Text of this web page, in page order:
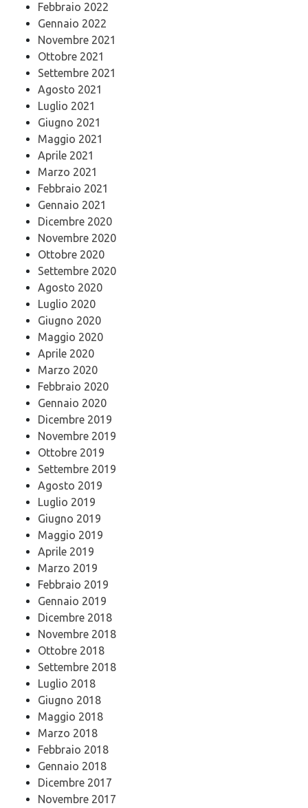
Febbraio 2022
Gennaio 2022
Novembre 2021
Ottobre 2021
Settembre 2021
Agosto 2021
Luglio 2021
Giugno 2021
Maggio 2021
Aprile 2021
Marzo 2021
Febbraio 2021
Gennaio 2021
Dicembre 2020
Novembre 2020
Ottobre 2020
Settembre 2020
Agosto 2020
Luglio 2020
Giugno 2020
Maggio 2020
Aprile 2020
Marzo 2020
Febbraio 2020
Gennaio 2020
Dicembre 2019
Novembre 2019
Ottobre 2019
Settembre 2019
Agosto 2019
Luglio 2019
Giugno 2019
Maggio 2019
Aprile 2019
Marzo 2019
Febbraio 2019
Gennaio 2019
Dicembre 2018
Novembre 2018
Ottobre 2018
Settembre 2018
Luglio 2018
Giugno 2018
Maggio 2018
Marzo 2018
Febbraio 2018
Gennaio 2018
Dicembre 2017
Novembre 2017